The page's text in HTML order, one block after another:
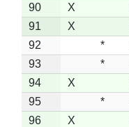
90
X
91
X
92
*
93
*
94
X
95
*
96
X